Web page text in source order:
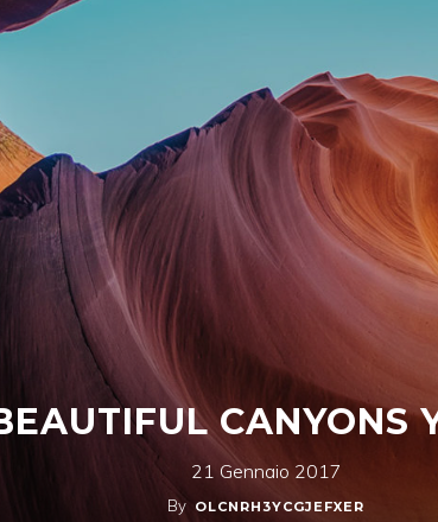
CANYONS
21 Gennaio 2017
By OLCNRH3YCGJEFXER